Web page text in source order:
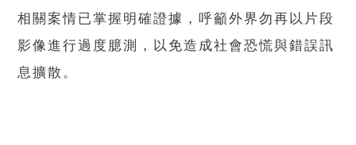
相關案情已掌握明確證據，呼籲外界勿再以片段
影像進行過度臆測，以免造成社會恐慌與錯誤訊
息擴散。